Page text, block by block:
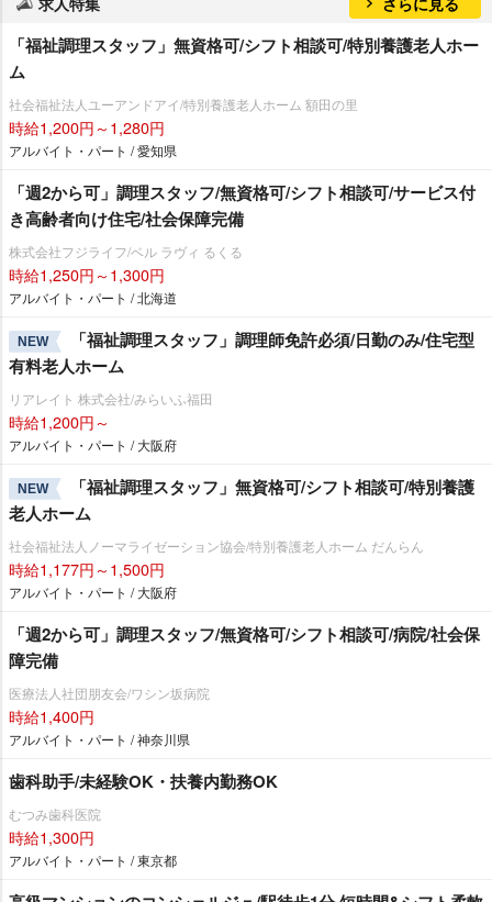
「福祉調理スタッフ」無資格可/シフト相談可/特別養護老人ホー
ム
社会福祉法人ユーアンドアイ/特別養護老人ホーム 額田の里
時給1,200円～1,280円
アルバイト・パート / 愛知県
「週2から可」調理スタッフ/無資格可/シフト相談可/サービス付
き高齢者向け住宅/社会保障完備
株式会社フジライフ/ベル ラヴィ るくる
時給1,250円～1,300円
アルバイト・パート / 北海道
NEW
「福祉調理スタッフ」調理師免許必須/日勤のみ/住宅型
有料老人ホーム
リアレイト 株式会社/みらいふ福田
時給1,200円～
アルバイト・パート / 大阪府
NEW
「福祉調理スタッフ」無資格可/シフト相談可/特別養護
老人ホーム
社会福祉法人ノーマライゼーション協会/特別養護老人ホーム だんらん
時給1,177円～1,500円
アルバイト・パート / 大阪府
「週2から可」調理スタッフ/無資格可/シフト相談可/病院/社会保
障完備
医療法人社団朋友会/ワシン坂病院
時給1,400円
アルバイト・パート / 神奈川県
歯科助手/未経験OK・扶養内勤務OK
むつみ歯科医院
時給1,300円
アルバイト・パート / 東京都